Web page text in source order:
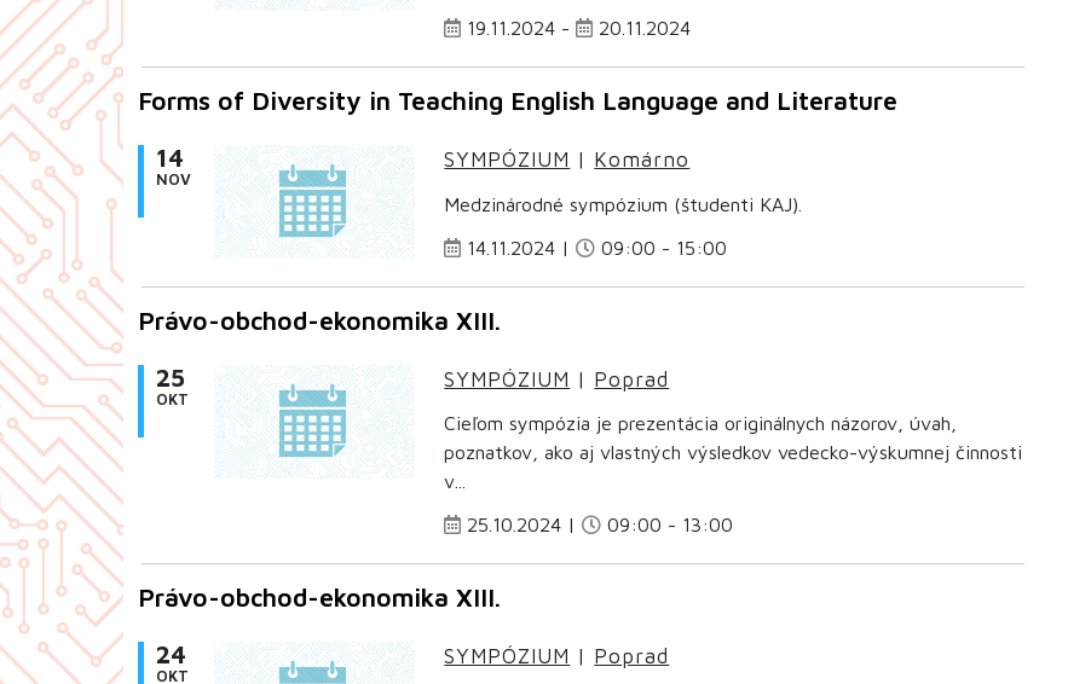
19.11.2024 -
20.11.2024
Forms of Diversity in Teaching English Language and Literature
14
NOV
SYMPÓZIUM | Komárno
Medzinárodné sympózium (študenti KAJ).
14.11.2024 |
09:00 - 15:00
Právo-obchod-ekonomika XIII.
25
OKT
SYMPÓZIUM | Poprad
Cieľom sympózia je prezentácia originálnych názorov, úvah,
poznatkov, ako aj vlastných výsledkov vedecko-výskumnej činnosti
v...
25.10.2024 |
09:00 - 13:00
Právo-obchod-ekonomika XIII.
24
OKT
SYMPÓZIUM | Poprad